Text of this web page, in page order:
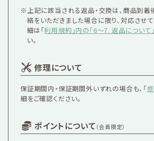
※上記に該当される返品・交換は、 商品到着
絡をいただきました場合に限り、対応させ
細は「利用規約」内の「6〜7. 返品について」
い。
修理について
保証期間内・保証期間外いずれの場合も、「
細をご確認ください。
ポイントについて（会員限定）